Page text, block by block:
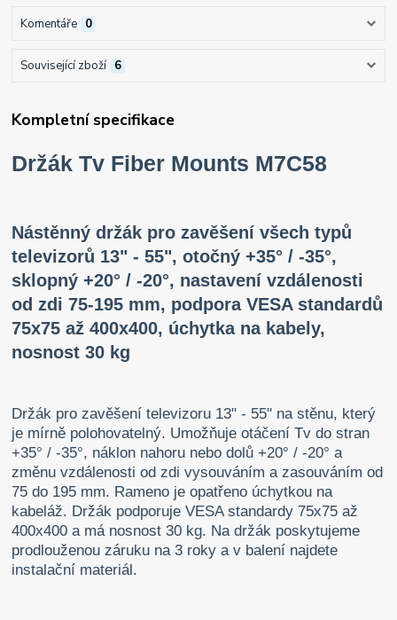
Komentáře 0
Související zboží 6
Kompletní specifikace
Držák Tv Fiber Mounts M7C58
Nástěnný držák pro zavěšení všech typů
televizorů 13" - 55", otočný +35° / -35°,
sklopný +20° / -20°, nastavení vzdálenosti
od zdi 75-195 mm, podpora VESA standardů
75x75 až 400x400, úchytka na kabely,
nosnost 30 kg
Držák pro zavěšení televizoru 13" - 55" na stěnu, který
je mírně polohovatelný. Umožňuje otáčení Tv do stran
+35° / -35°, náklon nahoru nebo dolů +20° / -20° a
změnu vzdálenosti od zdi vysouváním a zasouváním od
75 do 195 mm. Rameno je opatřeno úchytkou na
kabeláž. Držák podporuje VESA standardy 75x75 až
400x400 a má nosnost 30 kg. Na držák poskytujeme
prodlouženou záruku na 3 roky a v balení najdete
instalační materiál.